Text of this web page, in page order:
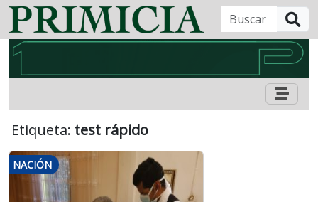
Etiqueta: test rápido
NACIÓN